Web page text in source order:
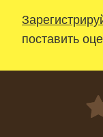
поставить